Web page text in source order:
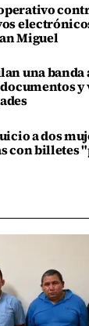
Miguel
una banda
y
a dos
con billetes